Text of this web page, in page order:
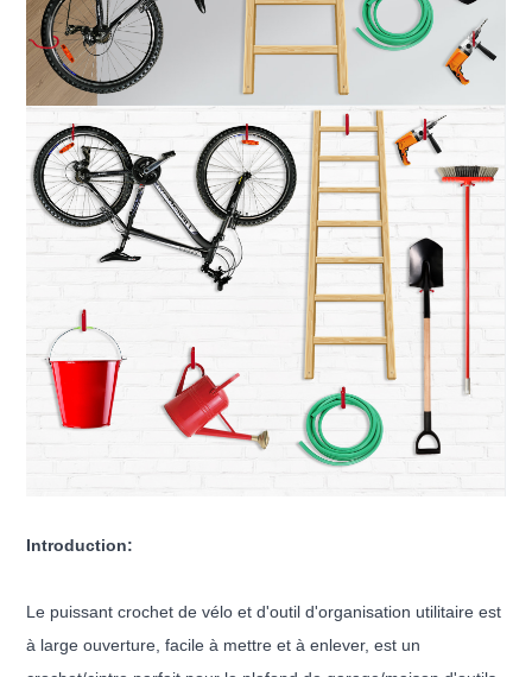
Introduction:
Le puissant crochet de vélo et d'outil d'organisation utilitaire est
à large ouverture, facile à mettre et à enlever, est un